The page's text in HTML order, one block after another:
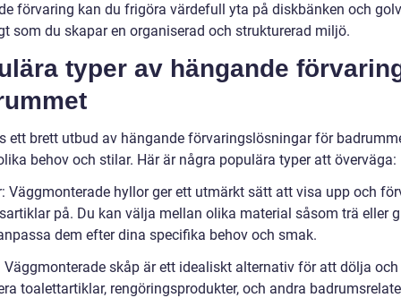
förvaring kan du frigöra värdefull yta på diskbänken och
som du skapar en organiserad och strukturerad miljö.
typer av hängande
ett brett utbud av hängande förvaringslösningar för
behov och stilar. Här är några populära typer att överväga:
Väggmonterade hyllor ger ett utmärkt sätt att visa upp och
på. Du kan välja mellan olika material såsom trä eller
dem efter dina specifika behov och smak.
Väggmonterade skåp är ett idealiskt alternativ för att dölja och
toalettartiklar, rengöringsprodukter, och andra